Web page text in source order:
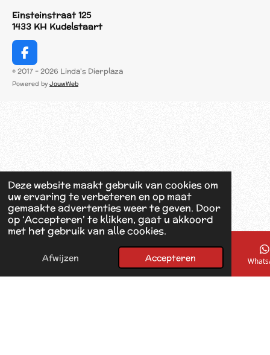
Deze website maakt gebruik van cookies om
uw ervaring te verbeteren en op maat
gemaakte advertenties weer te geven. Door
op ‘Accepteren’ te klikken, gaat u akkoord
met het gebruik van alle cookies.
Afwijzen Accepteren
Einsteinstraat 125
1433 KH Kudelstaart
F
a
c
© 2017 - 2026 Linda's Dierplaza
Powered by JouwWeb
E-mailadres Telefoonnummer Kaart